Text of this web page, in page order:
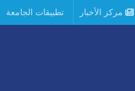
مركز الأخبار تطبيقات الجامعة